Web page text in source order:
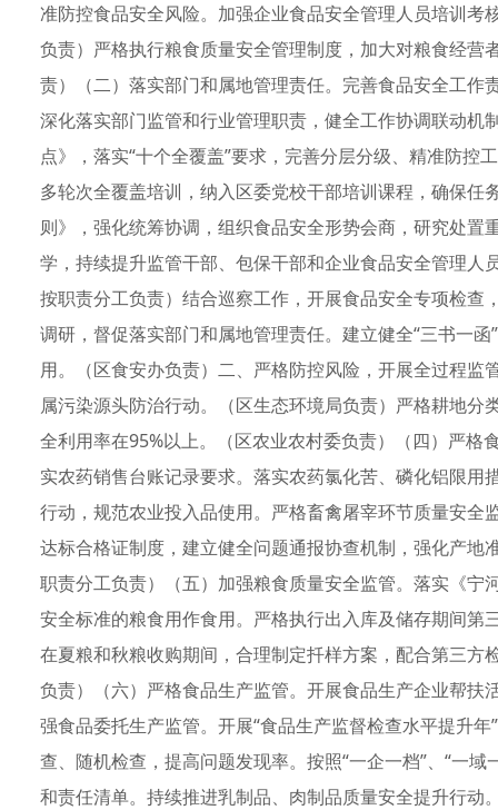
准防控食品安全风险。加强企业食品安全管理人员培训
负责）严格执行粮食质量安全管理制度，加大对粮食经
责）（二）落实部门和属地管理责任。完善食品安全工作
深化落实部门监管和行业管理职责，健全工作协调联动机
点》，落实“十个全覆盖”要求，完善分层分级、精准防控
多轮次全覆盖培训，纳入区委党校干部培训课程，确保
则》，强化统筹协调，组织食品安全形势会商，研究处
学，持续提升监管干部、包保干部和企业食品安全管理
按职责分工负责）结合巡察工作，开展食品安全专项检
调研，督促落实部门和属地管理责任。建立健全“三书一
用。（区食安办负责）二、严格防控风险，开展全过程
属污染源头防治行动。（区生态环境局负责）严格耕地
全利用率在95%以上。（区农业农村委负责）（四）严
实农药销售台账记录要求。落实农药氯化苦、磷化铝限
行动，规范农业投入品使用。严格畜禽屠宰环节质量安
达标合格证制度，建立健全问题通报协查机制，强化产
职责分工负责）（五）加强粮食质量安全监管。落实《
安全标准的粮食用作食用。严格执行出入库及储存期间
在夏粮和秋粮收购期间，合理制定扦样方案，配合第三
负责）（六）严格食品生产监管。开展食品生产企业帮
强食品委托生产监管。开展“食品生产监督检查水平提升
查、随机检查，提高问题发现率。按照“一企一档”、“一
和责任清单。持续推进乳制品、肉制品质量安全提升行